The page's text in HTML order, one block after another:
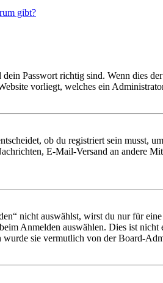
gibt?
Passwort richtig sind. Wenn dies
vorliegt, welches ein
ob du registriert sein musst,
E-Mail-Versand an andere
nicht auswählst, wirst du nur für
Anmelden auswählen. Dies ist
sie vermutlich von der Board-